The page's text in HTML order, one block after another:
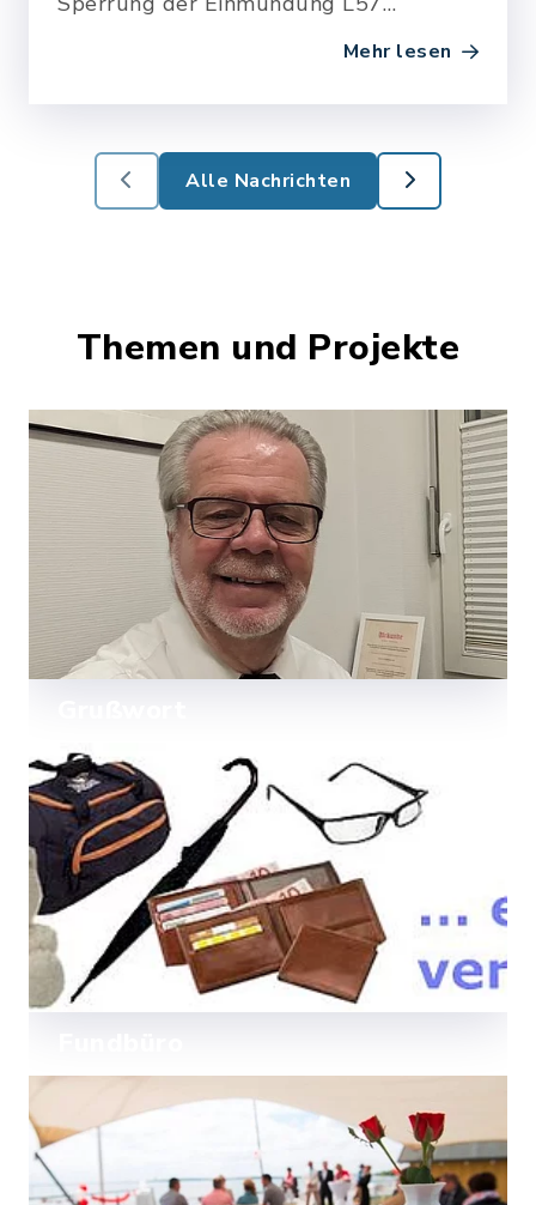
Oldenburger Straße mit derMehr lesen
Alle Nachrichten
Themen und Projekte
Amtsvorsteher Rainer Holtz heißt Sie
herzlich willkommen auf der
Internetseite des Amtes Ostholstein-
Mitte.
Mehr lesen
Sie haben etwas verloren? Starten Sie
hier Ihre Suche online.
Mehr lesen